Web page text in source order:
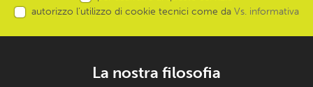
autorizzo l’utilizzo di cookie tecnici come da Vs. informativa
La nostra filosofia